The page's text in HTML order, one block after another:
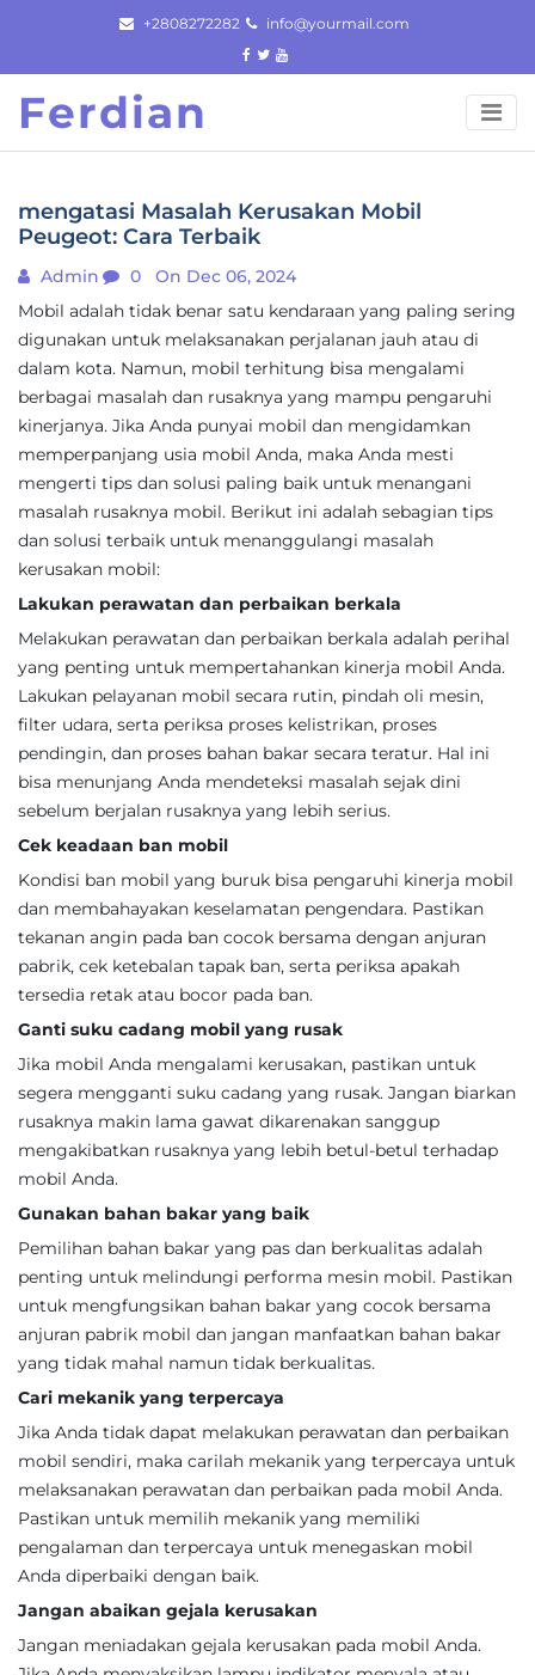
content
+2808272282 info@yourmail.com
Ferdian
mengatasi Masalah Kerusakan Mobil
Peugeot: Cara Terbaik
Admin 0
On Dec 06, 2024
Mobil adalah tidak benar satu kendaraan yang paling sering
digunakan untuk melaksanakan perjalanan jauh atau di
dalam kota. Namun, mobil terhitung bisa mengalami
berbagai masalah dan rusaknya yang mampu pengaruhi
kinerjanya. Jika Anda punyai mobil dan mengidamkan
memperpanjang usia mobil Anda, maka Anda mesti
mengerti tips dan solusi paling baik untuk menangani
masalah rusaknya mobil. Berikut ini adalah sebagian tips
dan solusi terbaik untuk menanggulangi masalah
kerusakan mobil:
Lakukan perawatan dan perbaikan berkala
Melakukan perawatan dan perbaikan berkala adalah perihal
yang penting untuk mempertahankan kinerja mobil Anda.
Lakukan pelayanan mobil secara rutin, pindah oli mesin,
filter udara, serta periksa proses kelistrikan, proses
pendingin, dan proses bahan bakar secara teratur. Hal ini
bisa menunjang Anda mendeteksi masalah sejak dini
sebelum berjalan rusaknya yang lebih serius.
Cek keadaan ban mobil
Kondisi ban mobil yang buruk bisa pengaruhi kinerja mobil
dan membahayakan keselamatan pengendara. Pastikan
tekanan angin pada ban cocok bersama dengan anjuran
pabrik, cek ketebalan tapak ban, serta periksa apakah
tersedia retak atau bocor pada ban.
Ganti suku cadang mobil yang rusak
Jika mobil Anda mengalami kerusakan, pastikan untuk
segera mengganti suku cadang yang rusak. Jangan biarkan
rusaknya makin lama gawat dikarenakan sanggup
mengakibatkan rusaknya yang lebih betul-betul terhadap
mobil Anda.
Gunakan bahan bakar yang baik
Pemilihan bahan bakar yang pas dan berkualitas adalah
penting untuk melindungi performa mesin mobil. Pastikan
untuk mengfungsikan bahan bakar yang cocok bersama
anjuran pabrik mobil dan jangan manfaatkan bahan bakar
yang tidak mahal namun tidak berkualitas.
Cari mekanik yang terpercaya
Jika Anda tidak dapat melakukan perawatan dan perbaikan
mobil sendiri, maka carilah mekanik yang terpercaya untuk
melaksanakan perawatan dan perbaikan pada mobil Anda.
Pastikan untuk memilih mekanik yang memiliki
pengalaman dan terpercaya untuk menegaskan mobil
Anda diperbaiki dengan baik.
Jangan abaikan gejala kerusakan
Jangan meniadakan gejala kerusakan pada mobil Anda.